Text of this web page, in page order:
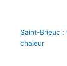
Saint-Brieuc :
chaleur